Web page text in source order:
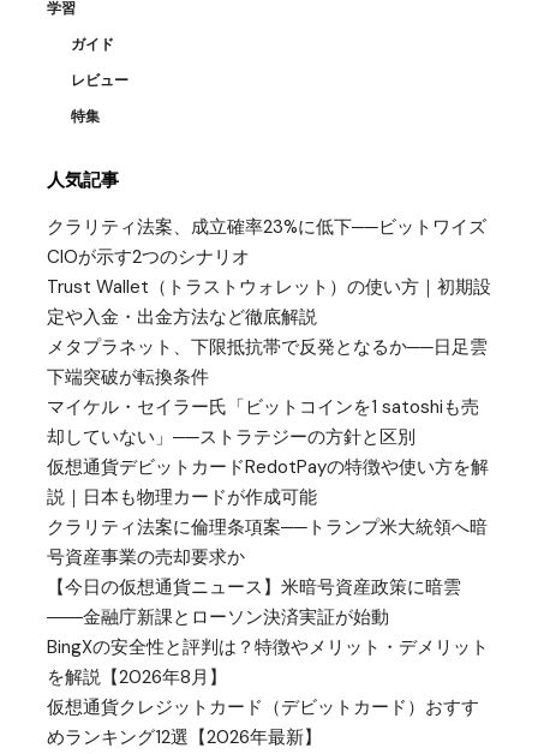
学習
ガイド
レビュー
特集
人気記事
クラリティ法案、成立確率23%に低下──ビットワイズ
CIOが示す2つのシナリオ
Trust Wallet（トラストウォレット）の使い方｜初期設
定や入金・出金方法など徹底解説
メタプラネット、下限抵抗帯で反発となるか──日足雲
下端突破が転換条件
マイケル・セイラー氏「ビットコインを1 satoshiも売
却していない」──ストラテジーの方針と区別
仮想通貨デビットカードRedotPayの特徴や使い方を解
説｜日本も物理カードが作成可能
クラリティ法案に倫理条項案──トランプ米大統領へ暗
号資産事業の売却要求か
【今日の仮想通貨ニュース】米暗号資産政策に暗雲
――金融庁新課とローソン決済実証が始動
BingXの安全性と評判は？特徴やメリット・デメリット
を解説【2026年8月】
仮想通貨クレジットカード（デビットカード）おすす
めランキング12選【2026年最新】